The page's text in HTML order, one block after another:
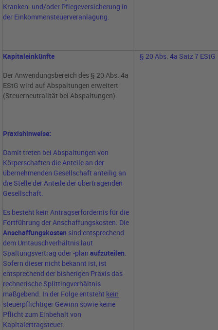
Kranken- und/oder Pflegeversicherung in
der Einkommensteuerveranlagung.
Kapitaleinkünfte
Der Anwendungsbereich des § 20 Abs. 4a
EStG wird auf Abspaltungen erweitert
(Steuerneutralität bei Abspaltungen).
Praxishinweise:
Damit treten bei Abspaltungen von
Körperschaften die Anteile an der
übernehmenden Gesellschaft anteilig an
die Stelle der Anteile der übertragenden
Gesellschaft.
Es besteht kein Antragserfordernis für die
Fortführung der Anschaffungskosten. Die
Anschaffungskosten sind entsprechend
dem Umtauschverhältnis laut
Spaltungsvertrag oder -planaufzuteilen.
Sofern dieser nicht bekannt ist, ist
entsprechend der bisherigen Praxis das
rechnerische Splittingverhältnis
maßgebend. In der Folge entsteht kein
steuerpflichtiger Gewinn sowie keine
Pflicht zum Einbehalt von
Kapitalertragsteuer.
§ 20 Abs. 4a Satz 7 EStG